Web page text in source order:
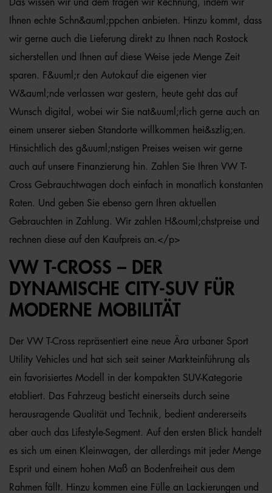
Das wissen wir und dem tragen wir Rechnung, indem wir
Ihnen echte Schn&auml;ppchen anbieten. Hinzu kommt, dass
wir gerne auch die Lieferung direkt zu Ihnen nach Rostock
sicherstellen und Ihnen auf diese Weise jede Menge Zeit
sparen. F&uuml;r den Autokauf die eigenen vier
W&auml;nde verlassen war gestern, heute geht das auf
Wunsch digital, wobei wir Sie nat&uuml;rlich gerne auch an
einem unserer sieben Standorte willkommen hei&szlig;en.
Hinsichtlich des g&uuml;nstigen Preises weisen wir gerne
auch auf unsere Finanzierung hin. Zahlen Sie Ihren VW T-
Cross Gebrauchtwagen doch einfach in monatlich konstanten
Raten. Und geben Sie ebenso gern Ihren aktuellen
Gebrauchten in Zahlung. Wir zahlen H&ouml;chstpreise und
rechnen diese auf den Kaufpreis an.</p>
VW T-CROSS – DER
DYNAMISCHE CITY-SUV FÜR
MODERNE MOBILITÄT
Der VW T-Cross repräsentiert eine neue Ära urbaner Sport
Utility Vehicles und hat sich seit seiner Markteinführung als
ein favorisiertes Modell in der kompakten SUV-Kategorie
etabliert. Das Fahrzeug besticht einerseits durch seine
herausragende Qualität und Technik, bedient andererseits
aber auch das Lifestyle-Segment. Auf den ersten Blick handelt
es sich um einen Kleinwagen, der allerdings mit jeder Menge
Esprit und einem hohen Maß an Bodenfreiheit aus dem
Rahmen fällt. Hinzu kommen eine Fülle an Lackierungen und